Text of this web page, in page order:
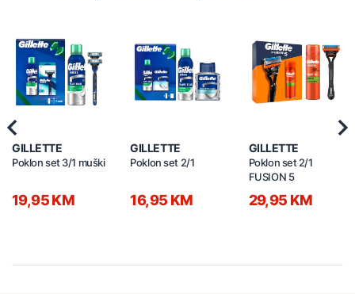
GILLETTE
Poklon set 3/1 muški
19,95 KM
GILLETTE
Poklon set 2/1
16,95 KM
GILLETTE
Poklon set 2/1
FUSION 5
29,95 KM
Previous